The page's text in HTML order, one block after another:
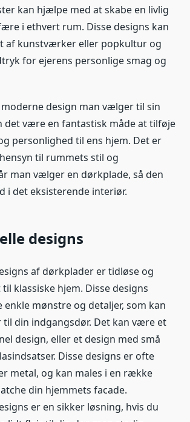
kan hjælpe med at skabe en livlig
i ethvert rum. Disse designs kan
af kunstværker eller popkultur og
for ejerens personlige smag og
design man vælger til sin
det være en fantastisk måde at tilføje
personlighed til ens hjem. Det er
til rummets stil og
man vælger en dørkplade, så den
i det eksisterende interiør.
designs
af dørkplader er tidløse og
klassiske hjem. Disse designs
mønstre og detaljer, som kan
din indgangsdør. Det kan være et
design, eller et design med små
Disse designs er ofte
metal, og kan males i en række
din hjemmets facade.
er en sikker løsning, hvis du